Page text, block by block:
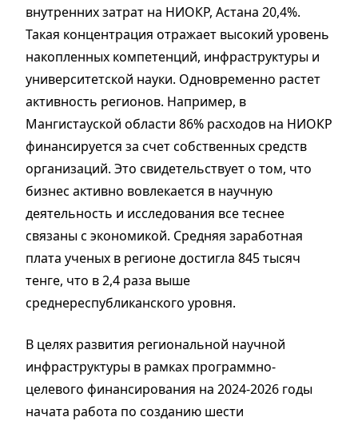
внутренних затрат на НИОКР, Астана 20,4%.
Такая концентрация отражает высокий уровень
накопленных компетенций, инфраструктуры и
университетской науки. Одновременно растет
активность регионов. Например, в
Мангистауской области 86% расходов на НИОКР
финансируется за счет собственных средств
организаций. Это свидетельствует о том, что
бизнес активно вовлекается в научную
деятельность и исследования все теснее
связаны с экономикой. Средняя заработная
плата ученых в регионе достигла 845 тысяч
тенге, что в 2,4 раза выше
среднереспубликанского уровня.
В целях развития региональной научной
инфраструктуры в рамках программно-
целевого финансирования на 2024-2026 годы
начата работа по созданию шести